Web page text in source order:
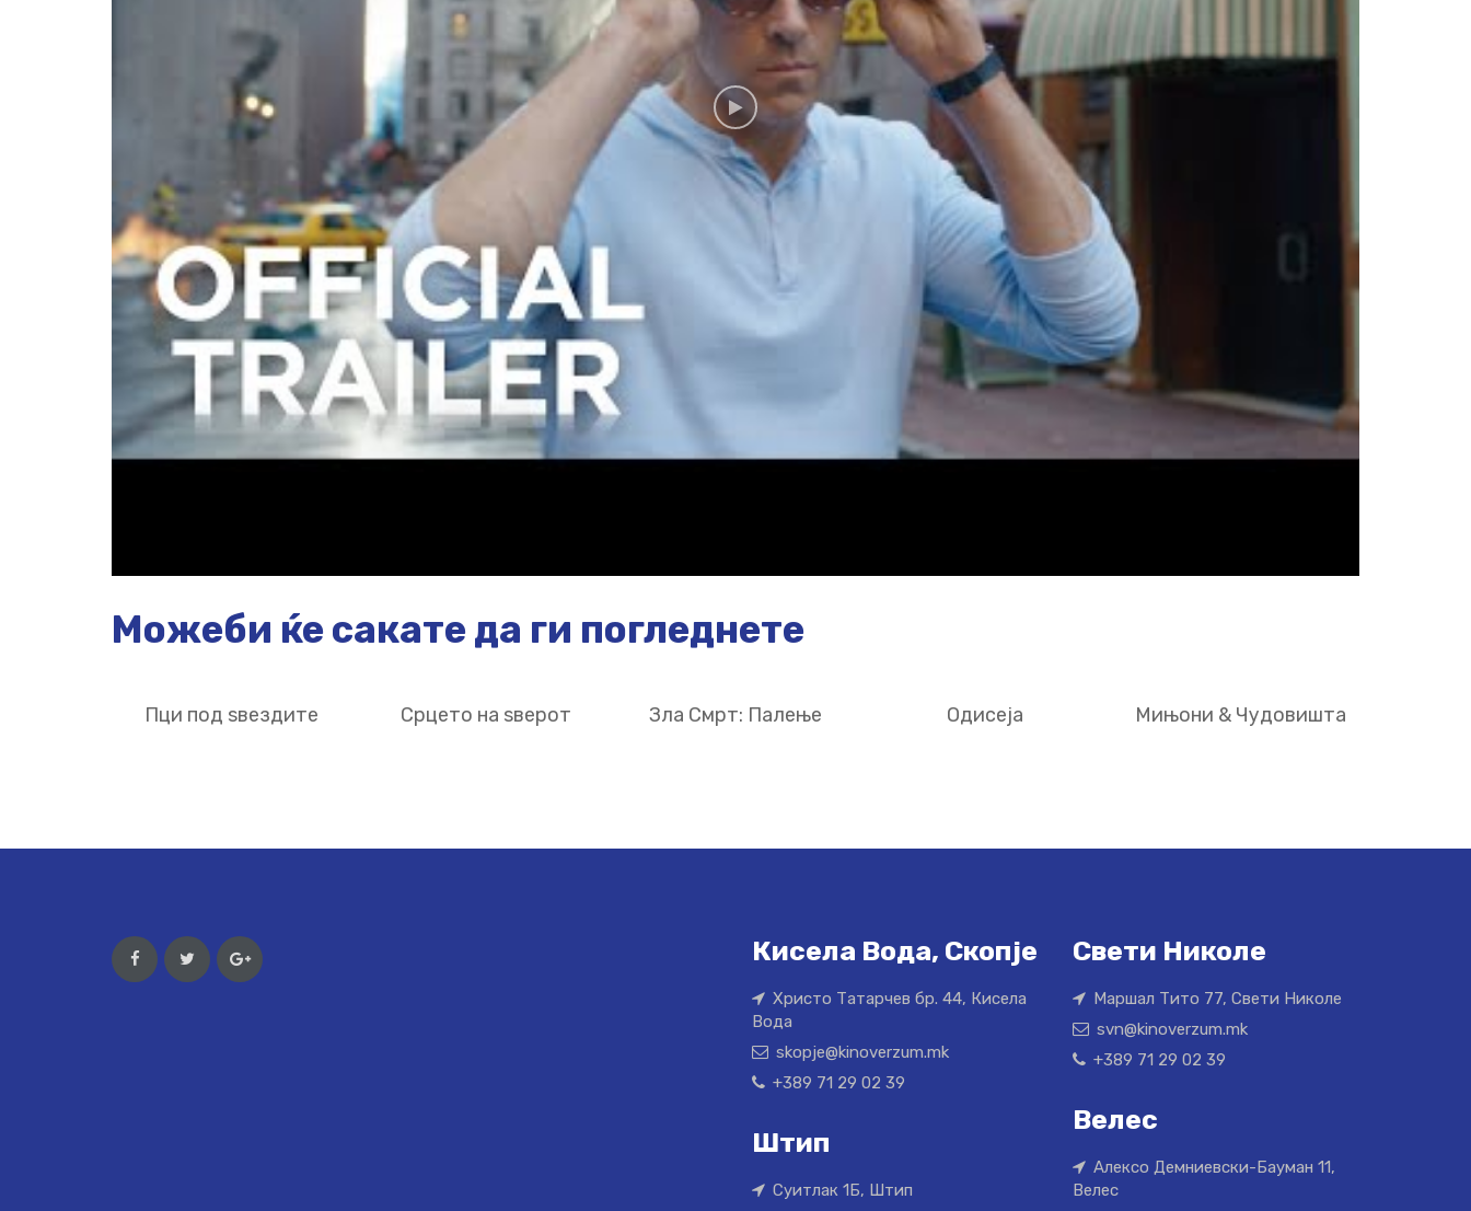
Можеби ќе сакате да ги погледнете
Пци под ѕвездите Срцето на ѕверот Зла Смрт: Палење Одисеја Мињони & Чудовишта
Кисела Вода, Скопје
Христо Татарчев бр. 44, Кисела
Вода
skopje@kinoverzum.mk
+389 71 29 02 39
Штип
Суитлак 1Б, Штип
Свети Николе
Маршал Тито 77, Свети Николе
svn@kinoverzum.mk
+389 71 29 02 39
Велес
Алексо Демниевски-Бауман 11,
Велес